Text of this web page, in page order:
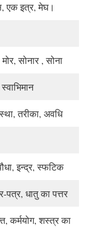
एक इत्र, मेघ।
सोनार , सोना
तरीका, अवधि
इन्द्र, स्फटिक
पत्र, धातु का पत्तर
कर्मयोग, शस्त्र का